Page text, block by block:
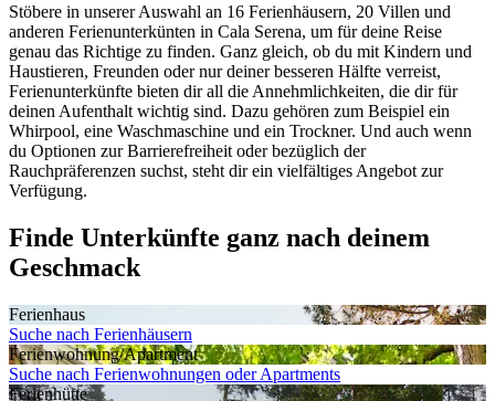
Stöbere in unserer Auswahl an 16 Ferienhäusern, 20 Villen und
anderen Ferienunterkünten in Cala Serena, um für deine Reise
genau das Richtige zu finden. Ganz gleich, ob du mit Kindern und
Haustieren, Freunden oder nur deiner besseren Hälfte verreist,
Ferienunterkünfte bieten dir all die Annehmlichkeiten, die dir für
deinen Aufenthalt wichtig sind. Dazu gehören zum Beispiel ein
Whirpool, eine Waschmaschine und ein Trockner. Und auch wenn
du Optionen zur Barrierefreiheit oder bezüglich der
Rauchpräferenzen suchst, steht dir ein vielfältiges Angebot zur
Verfügung.
Finde Unterkünfte ganz nach deinem
Geschmack
Ferienhaus
Suche nach Ferienhäusern
Ferienwohnung/Apartment
Suche nach Ferienwohnungen oder Apartments
Ferienhütte